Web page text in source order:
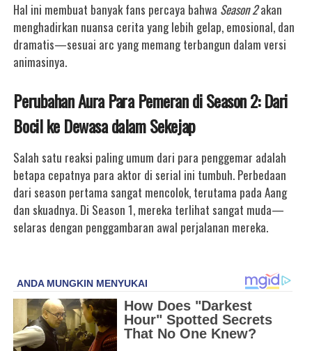
Hal ini membuat banyak fans percaya bahwa Season 2akan
menghadirkan nuansa cerita yang lebih gelap, emosional, dan
dramatis—sesuai arc yang memang terbangun dalam versi
animasinya.
Perubahan Aura Para Pemeran di Season 2: Dari
Bocil ke Dewasa dalam Sekejap
Salah satu reaksi paling umum dari para penggemar adalah
betapa cepatnya para aktor di serial ini tumbuh. Perbedaan
dari season pertama sangat mencolok, terutama pada Aang
dan skuadnya. Di Season 1, mereka terlihat sangat muda—
selaras dengan penggambaran awal perjalanan mereka.